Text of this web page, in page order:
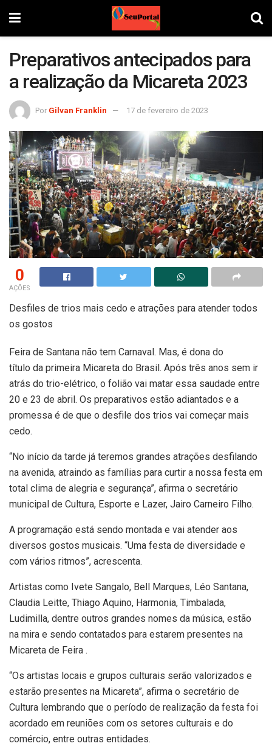
Preparativos antecipados para
a realização da Micareta 2023
Por Gilvan Franklin 17 de fevereiro de 2023
0
AÇÕES
Desfiles de trios mais cedo e atrações para atender todos
os gostos
Feira de Santana não tem Carnaval. Mas, é dona do
título da primeira Micareta do Brasil. Após três anos sem ir
atrás do trio-elétrico, o folião vai matar essa saudade entre
20 e 23 de abril. Os preparativos estão adiantados e a
promessa é de que o desfile dos trios vai começar mais
cedo.
“No início da tarde já teremos grandes atrações desfilando
na avenida, atraindo as famílias para curtir a nossa festa em
total clima de alegria e segurança”, afirma o secretário
municipal de Cultura, Esporte e Lazer, Jairo Carneiro Filho.
A programação está sendo montada e vai atender aos
diversos gostos musicais. “Uma festa de diversidade e
com vários ritmos”, acrescenta.
Artistas como Ivete Sangalo, Bell Marques, Léo Santana,
Claudia Leitte, Thiago Aquino, Harmonia, Timbalada,
Ludimilla, dentre outros grandes nomes da música, estão
na mira e sendo contatados para estarem presentes na
Micareta de Feira .
“Os artistas locais e grupos culturais serão valorizados e
estarão presentes na Micareta”, afirma o secretário de
Cultura lembrando que o período de realização da festa foi
acordado em reuniões com os setores culturais e do
comércio, entre outras entidades.